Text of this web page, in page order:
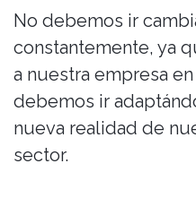
No debemos ir
constantemente, ya
a nuestra empresa
debemos ir
nueva realidad de
sector.